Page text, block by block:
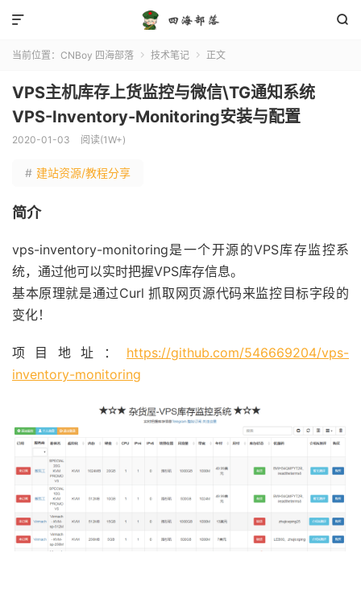


当前位置： CNBoy 四海部落  技术笔记  正文
VPS主机库存上货监控与微信\TG通知系统
VPS-Inventory-Monitoring安装与配置
2020-01-03 阅读(1W+)
# 建站资源/教程分享
简介
vps-inventory-monitoring是一个开源的VPS库存监控系
统，通过他可以实时把握VPS库存信息。
基本原理就是通过Curl 抓取网页源代码来监控目标字段的
变化！
项目地址： https://github.com/546669204/vps-
inventory-monitoring